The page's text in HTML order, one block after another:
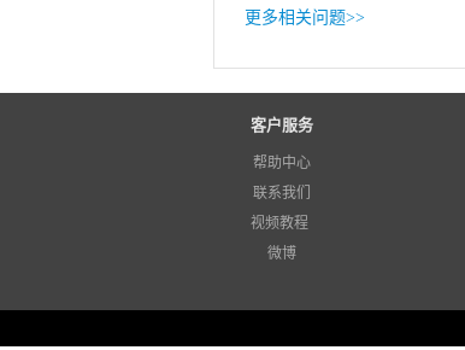
更多相关问题>>
客户服务
帮助中心
联系我们
微博
视频教程